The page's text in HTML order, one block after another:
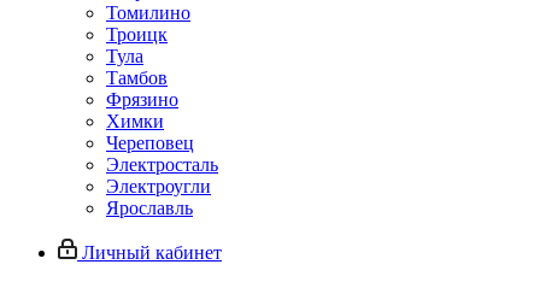
Томилино
Троицк
Тула
Тамбов
Фрязино
Химки
Череповец
Электросталь
Электроугли
Ярославль
Личный кабинет